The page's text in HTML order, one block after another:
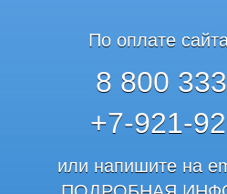
По оплате
8 800
+7-921-
или напишите на